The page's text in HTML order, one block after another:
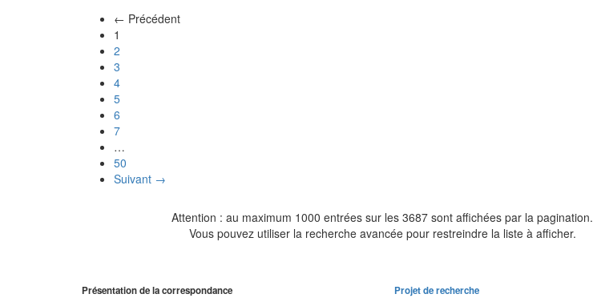
← Précédent
1
2
3
4
5
6
7
…
50
Suivant →
Attention : au maximum 1000 entrées sur les 3687 sont affichées par la pagination.
Vous pouvez utiliser la recherche avancée pour restreindre la liste à afficher.
Présentation de la correspondance Projet de recherche